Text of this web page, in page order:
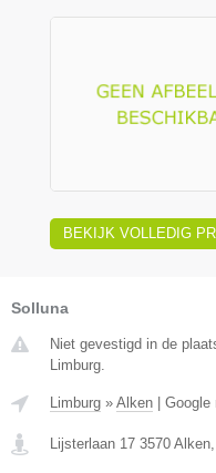
BEKIJK VOLLEDIG
Solluna
Niet gevestigd in de
Limburg.
Limburg » Alken Google
Lijsterlaan 17 3570 Alken,